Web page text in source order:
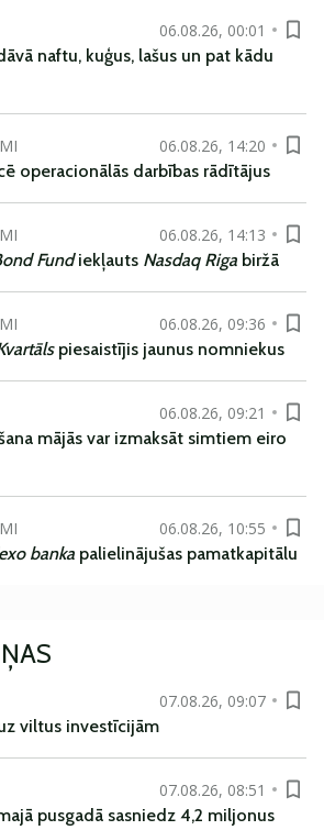
06.08.26, 00:01
naftu, kuģus, lašus un pat kādu
06.08.26, 14:20
operacionālās darbības rādītājus
06.08.26, 14:13
Fundiekļauts Nasdaq Riga biržā
06.08.26, 09:36
piesaistījis jaunus nomniekus
06.08.26, 09:21
mājās var izmaksāt simtiem eiro
06.08.26, 10:55
banka palielinājušas pamatkapitālu
07.08.26, 09:07
viltus investīcijām
07.08.26, 08:51
pusgadā sasniedz 4,2 miljonus